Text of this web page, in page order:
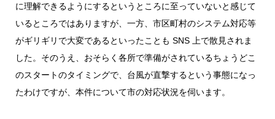
に理解できるようにするというところに至っていないと感じて
いるところではありますが、一方、市区町村のシステム対応等
がギリギリで大変であるといったことも SNS 上で散見されま
した。そのうえ、おそらく各所で準備がされているちょうどこ
のスタートのタイミングで、台風が直撃するという事態になっ
たわけですが、本件について市の対応状況を伺います。